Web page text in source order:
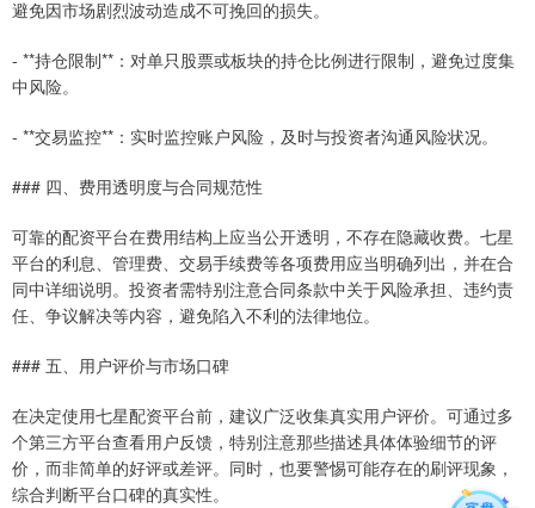
避免因市场剧烈波动造成不可挽回的损失。
- **持仓限制**：对单只股票或板块的持仓比例进行限制，避免过度集
中风险。
- **交易监控**：实时监控账户风险，及时与投资者沟通风险状况。
### 四、费用透明度与合同规范性
可靠的配资平台在费用结构上应当公开透明，不存在隐藏收费。七星
平台的利息、管理费、交易手续费等各项费用应当明确列出，并在合
同中详细说明。投资者需特别注意合同条款中关于风险承担、违约责
任、争议解决等内容，避免陷入不利的法律地位。
### 五、用户评价与市场口碑
在决定使用七星配资平台前，建议广泛收集真实用户评价。可通过多
个第三方平台查看用户反馈，特别注意那些描述具体体验细节的评
价，而非简单的好评或差评。同时，也要警惕可能存在的刷评现象，
综合判断平台口碑的真实性。